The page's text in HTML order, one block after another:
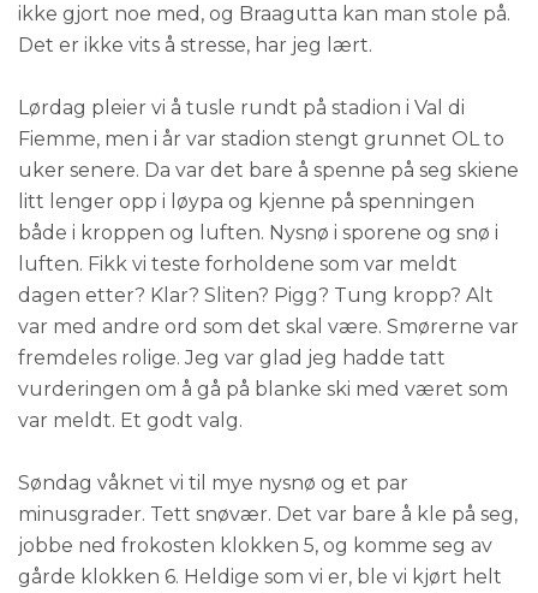
ikke gjort noe med, og Braagutta kan man stole på.
Det er ikke vits å stresse, har jeg lært.
Lørdag pleier vi å tusle rundt på stadion i Val di
Fiemme, men i år var stadion stengt grunnet OL to
uker senere. Da var det bare å spenne på seg skiene
litt lenger opp i løypa og kjenne på spenningen
både i kroppen og luften. Nysnø i sporene og snø i
luften. Fikk vi teste forholdene som var meldt
dagen etter? Klar? Sliten? Pigg? Tung kropp? Alt
var med andre ord som det skal være. Smørerne var
fremdeles rolige. Jeg var glad jeg hadde tatt
vurderingen om å gå på blanke ski med været som
var meldt. Et godt valg.
Søndag våknet vi til mye nysnø og et par
minusgrader. Tett snøvær. Det var bare å kle på seg,
jobbe ned frokosten klokken 5, og komme seg av
gårde klokken 6. Heldige som vi er, ble vi kjørt helt